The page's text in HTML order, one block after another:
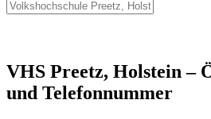
VHS Preetz, Holstein –
und Telefonnummer